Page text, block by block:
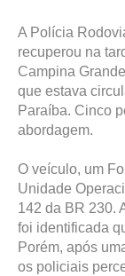
A Polícia
recuperou na
Campina
que estava
Paraíba. Cinco
abordagem.
O veículo, um
Unidade
142 da BR 230.
foi identificada
Porém, após
os policiais